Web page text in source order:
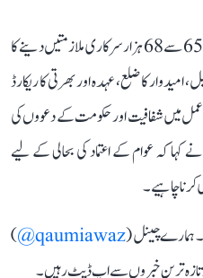
انہوں نے حکومت سے مطالبہ کیا کہ اگر وہ 65 سے 68 ہزار سرکاری ملازمتیں دینے کا
کا ضلع، عہدہ اور بھرتی کا ریکارڈ
میں شفافیت اور حکومت کے دعووں کی
کہ عوام کے اعتماد کی بحالی کے لیے
چاہیے۔
ہمارے چینل (qaumiawaz@
)
ترین خبروں سے اپ ڈیٹ رہیں۔